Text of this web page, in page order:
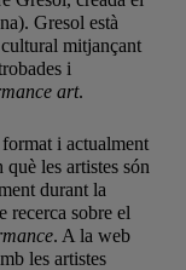
Gresol està
mitjançant
i
art.
i actualment
les artistes són
durant la
recerca sobre el
. A la web
les artistes